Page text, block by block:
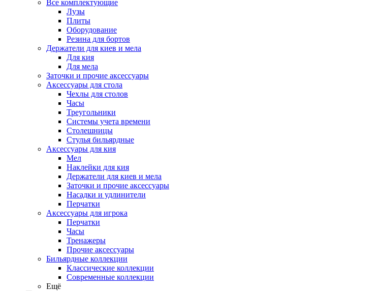
Все комплектующие
Лузы
Плиты
Оборудование
Резина для бортов
Держатели для киев и мела
Для кия
Для мела
Заточки и прочие аксессуары
Аксессуары для стола
Чехлы для столов
Часы
Треугольники
Системы учета времени
Столешницы
Стулья бильярдные
Аксессуары для кия
Мел
Наклейки для кия
Держатели для киев и мела
Заточки и прочие аксессуары
Насадки и удлинители
Перчатки
Аксессуары для игрока
Перчатки
Часы
Тренажеры
Прочие аксессуары
Бильярдные коллекции
Классические коллекции
Современные коллекции
Ещё